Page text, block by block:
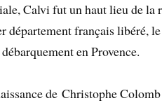
Calvi fut un haut lieu de la
département français libéré,
en Provence.
de Christophe